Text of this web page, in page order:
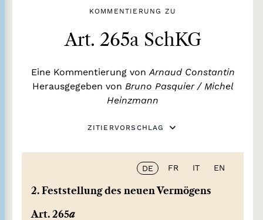
KOMMENTIERUNG ZU
Art. 265a SchKG
Eine Kommentierung vonArnaud Constantin
Herausgegeben von Bruno Pasquier/ Michel
Heinzmann
ZITIERVORSCHLAG
DE FR IT EN
2. Feststellung des neuen Vermögens
Art. 265a